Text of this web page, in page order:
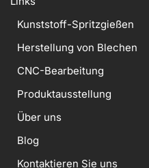
Kunststoff-Spritzgießen
Herstellung von Blechen
CNC-Bearbeitung
Produktausstellung
Über uns
Blog
Kontaktieren Sie uns